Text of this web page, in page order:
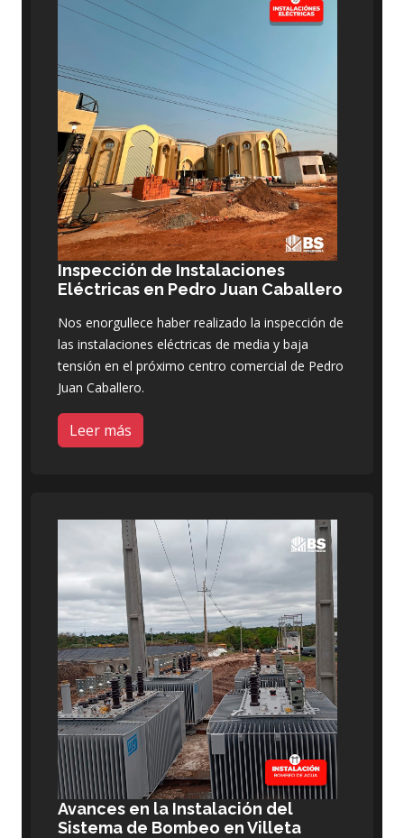
Inspección de Instalaciones
Eléctricas en Pedro Juan Caballero
Nos enorgullece haber realizado la inspección de
las instalaciones eléctricas de media y baja
tensión en el próximo centro comercial de Pedro
Juan Caballero.
Leer más
Avances en la Instalación del
Sistema de Bombeo en Villeta